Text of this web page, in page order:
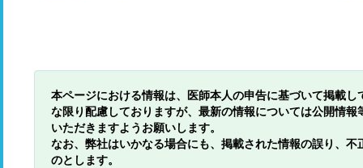
本ページにおける情報は、医師本人の申告に基づいて掲載
な限り配慮しておりますが、最新の情報については公開情
いただきますようお願いします。
なお、弊社はいかなる場合にも、掲載された情報の誤り、
のとします。